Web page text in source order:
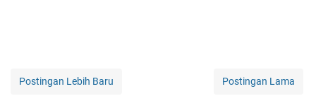
Postingan Lebih Baru Postingan Lama